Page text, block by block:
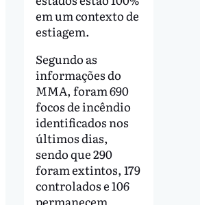
em um contexto de
estiagem.
Segundo as
informações do
MMA, foram 690
focos de incêndio
identificados nos
últimos dias,
sendo que 290
foram extintos, 179
controlados e 106
permanecem